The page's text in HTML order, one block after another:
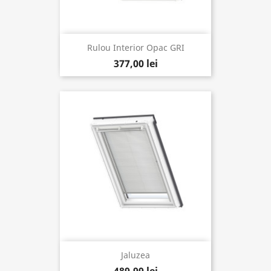
Rulou Interior Opac GRI
377,00 lei
Jaluzea